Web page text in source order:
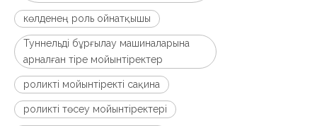
көлденең роль ойнатқышы
Туннельді бұрғылау машиналарына
арналған тіре мойынтіректер
роликті мойынтіректі сақина
роликті төсеу мойынтіректері